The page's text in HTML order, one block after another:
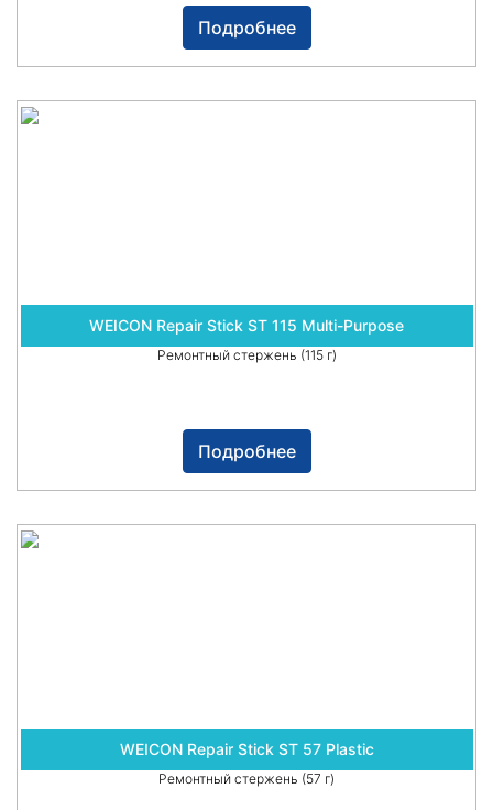
Подробнее
WEICON Repair Stick ST 115 Multi-Purpose
Ремонтный стержень (115 г)
Подробнее
WEICON Repair Stick ST 57 Plastic
Ремонтный стержень (57 г)